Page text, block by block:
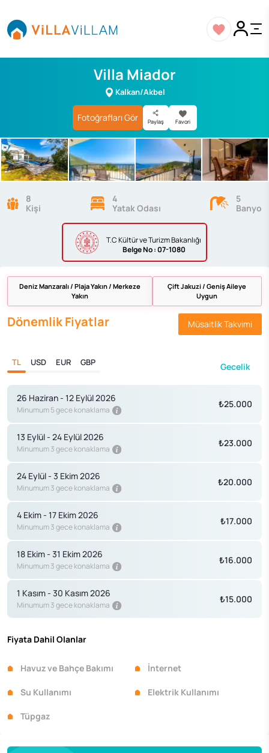
Villa Miador
Kalkan/Akbel
Fotoğrafları Gör Paylaş Favori
T.C Kültür ve Turizm Bakanlığı
BelgeNo : 07-1080
8
Kişi
4
Yatak Odası
5
Banyo
Deniz Manzaralı / Plaja Yakın / Merkeze
Yakın
Çift Jakuzi / Geniş Aileye
Uygun
Dönemlik Fiyatlar Müsaitlik Takvimi
TL USD EUR GBP Gecelik
26 Haziran - 12 Eylül 2026
Minumum 5 gece konaklama
₺25.000
13 Eylül - 24 Eylül 2026
Minumum 3 gece konaklama
₺23.000
24 Eylül - 3 Ekim 2026
Minumum 3 gece konaklama
₺20.000
4 Ekim - 17 Ekim 2026
Minumum 3 gece konaklama
₺17.000
18 Ekim - 31 Ekim 2026
Minumum 3 gece konaklama
₺16.000
1 Kasım - 30 Kasım 2026
Minumum 3 gece konaklama
₺15.000
Fiyata Dahil Olanlar
Havuz ve Bahçe Bakımı İnternet
Su Kullanımı Elektrik Kullanımı
Tüpgaz